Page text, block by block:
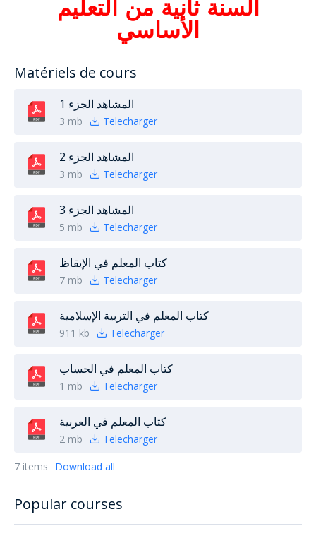
السنة ثانية من التعليم
الأساسي
Matériels de cours
المشاهد الجزء 1
3 mb Telecharger
المشاهد الجزء 2
3 mb Telecharger
المشاهد الجزء 3
5 mb Telecharger
كتاب المعلم في الإيقاظ
7 mb Telecharger
كتاب المعلم في التربية الإسلامية
911 kb Telecharger
كتاب المعلم في الحساب
1 mb Telecharger
كتاب المعلم في العربية
2 mb Telecharger
7 items Download all
Popular courses